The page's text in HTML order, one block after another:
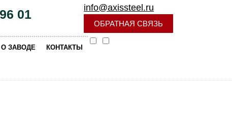
01 info@axissteel.ru
ОБРАТНАЯ СВЯЗЬ
О ЗАВОДЕ КОНТАКТЫ